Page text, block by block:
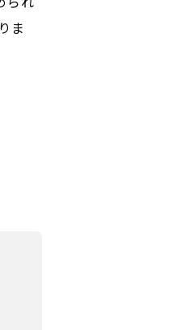
ま